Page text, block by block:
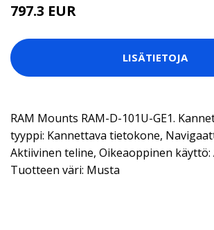
797.3 EUR
LISÄTIETOJA
RAM Mounts RAM-D-101U-GE1.
tyyppi: Kannettava tietokone,
Aktiivinen teline, Oikeaoppinen
Tuotteen väri: Musta